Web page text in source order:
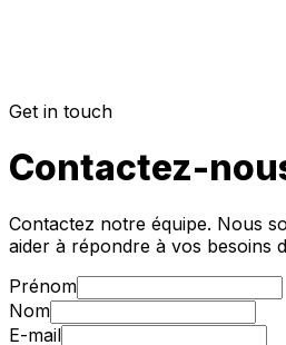
Get in touch
Contactez-
Contactez notre équipe. Nous
aider à répondre à vos besoins
Prénom
Nom
E-mail